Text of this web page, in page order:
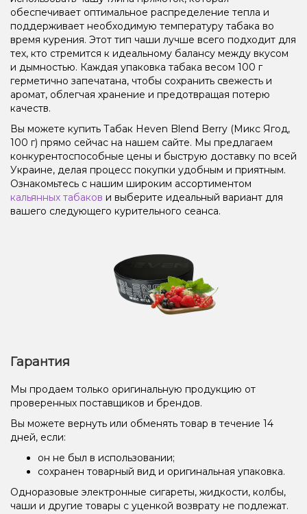
обеспечивает оптимальное распределение тепла и
поддерживает необходимую температуру табака во
время курения. Этот тип чаши лучше всего подходит для
тех, кто стремится к идеальному балансу между вкусом
и дымностью. Каждая упаковка табака весом 100 г
герметично запечатана, чтобы сохранить свежесть и
аромат, облегчая хранение и предотвращая потерю
качеств.
Вы можете купить Табак Heven Blend Berry (Микс Ягод,
100 г) прямо сейчас на нашем сайте. Мы предлагаем
конкурентоспособные цены и быструю доставку по всей
Украине, делая процесс покупки удобным и приятным.
Ознакомьтесь с нашим широким ассортиментом
кальянных табаков и выберите идеальный вариант для
вашего следующего курительного сеанса.
Гарантия
Мы продаем только оригинальную продукцию от
проверенных поставщиков и брендов.
Вы можете вернуть или обменять товар в течение 14
дней, если:
он не был в использовании;
сохранен товарный вид и оригинальная упаковка.
Одноразовые электронные сигареты, жидкости, колбы,
чаши и другие товары с уценкой возврату не подлежат.